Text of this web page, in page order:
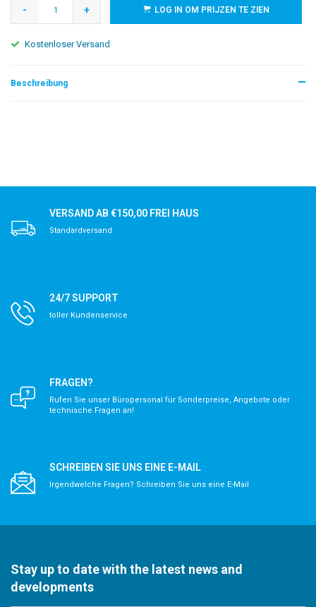
- + LOG IN OM PRIJZEN TE ZIEN
Kostenloser Versand
Beschreibung
VERSAND AB €150,00 FREI HAUS
Standardversand
24/7 SUPPORT
toller Kundenservice
FRAGEN?
Rufen Sie unser Büropersonal für Sonderpreise, Angebote oder
technische Fragen an!
SCHREIBEN SIE UNS EINE E-MAIL
Irgendwelche Fragen? Schreiben Sie uns eine E-Mail
Stay up to date with the latest news and
developments